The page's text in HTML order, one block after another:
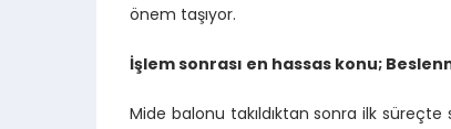
önem taşıyor.
İşlem sonrası en hassas konu;
Mide balonu takıldıktan sonra ilk